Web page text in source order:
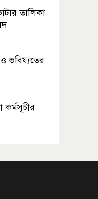
তালিকা
ভবিষ্যতের
কর্মসূচীর